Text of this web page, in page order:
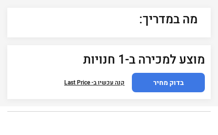
מה במדריך:
מוצע למכירה ב-1 חנויות
בדוק מחיר קנה עכשיו ב- Last Price